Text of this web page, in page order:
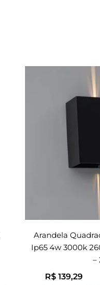
Arandela
Ip65 4w 3000k
–
R$139,29